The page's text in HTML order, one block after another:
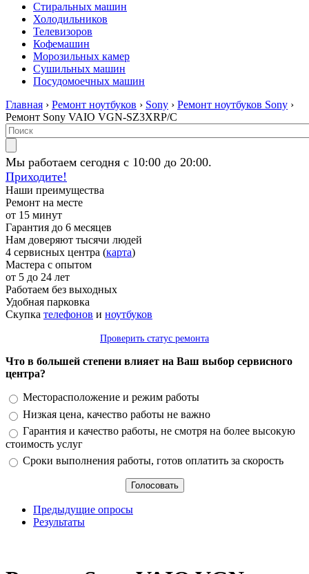
Стиральных машин
Холодильников
Телевизоров
Кофемашин
Морозильных камер
Сушильных машин
Посудомоечных машин
Главная › Ремонт ноутбуков › Sony › Ремонт ноутбуков Sony ›
Ремонт Sony VAIO VGN-SZ3XRP/C
Мы работаем сегодня с 10:00 до 20:00.
Приходите!
Наши преимущества
Ремонт на месте
от 15 минут
Гарантия до 6 месяцев
Нам доверяют тысячи людей
4 сервисных центра (карта)
Мастера с опытом
от 5 до 24 лет
Работаем без выходных
Удобная парковка
Скупка телефонов и ноутбуков
Проверить статус ремонта
Что в большей степени влияет на Ваш выбор сервисного
центра?
Варианты
Месторасположение и режим работы
Низкая цена, качество работы не важно
Гарантия и качество работы, не смотря на более высокую
стоимость услуг
Сроки выполнения работы, готов оплатить за скорость
Предыдущие опросы
Результаты